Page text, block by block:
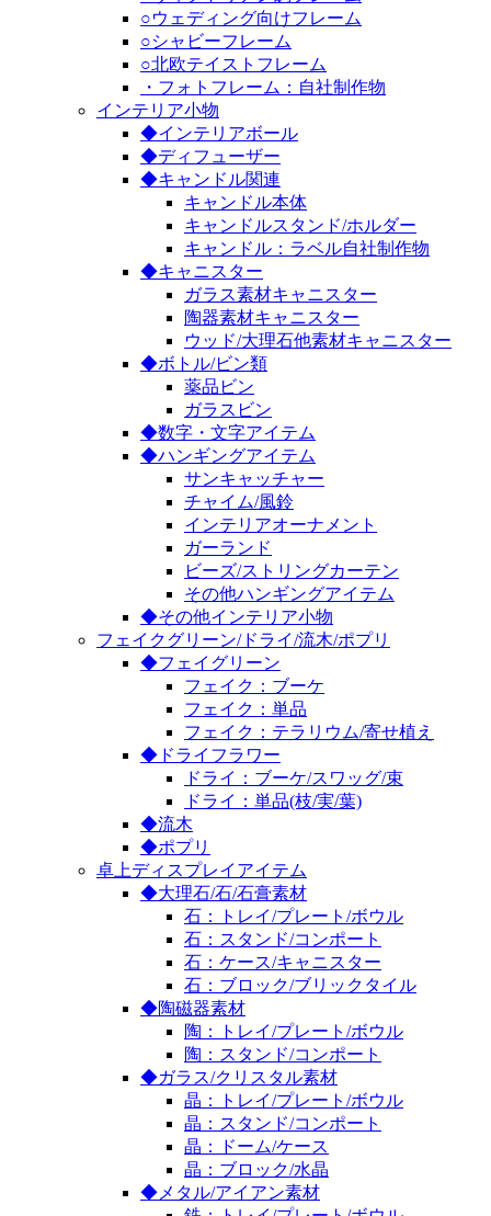
○ウェディング向けフレーム
○シャビーフレーム
○北欧テイストフレーム
・フォトフレーム：自社制作物
インテリア小物
◆インテリアボール
◆ディフューザー
◆キャンドル関連
キャンドル本体
キャンドルスタンド/ホルダー
キャンドル：ラベル自社制作物
◆キャニスター
ガラス素材キャニスター
陶器素材キャニスター
ウッド/大理石他素材キャニスター
◆ボトル/ビン類
薬品ビン
ガラスビン
◆数字・文字アイテム
◆ハンギングアイテム
サンキャッチャー
チャイム/風鈴
インテリアオーナメント
ガーランド
ビーズ/ストリングカーテン
その他ハンギングアイテム
◆その他インテリア小物
フェイクグリーン/ドライ/流木/ポプリ
◆フェイグリーン
フェイク：ブーケ
フェイク：単品
フェイク：テラリウム/寄せ植え
◆ドライフラワー
ドライ：ブーケ/スワッグ/束
ドライ：単品(枝/実/葉)
◆流木
◆ポプリ
卓上ディスプレイアイテム
◆大理石/石/石膏素材
石：トレイ/プレート/ボウル
石：スタンド/コンポート
石：ケース/キャニスター
石：ブロック/ブリックタイル
◆陶磁器素材
陶：トレイ/プレート/ボウル
陶：スタンド/コンポート
◆ガラス/クリスタル素材
晶：トレイ/プレート/ボウル
晶：スタンド/コンポート
晶：ドーム/ケース
晶：ブロック/水晶
◆メタル/アイアン素材